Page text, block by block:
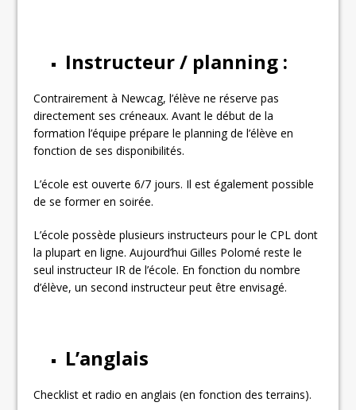
Instructeur / planning :
Contrairement à Newcag, l’élève ne réserve pas
directement ses créneaux. Avant le début de la
formation l’équipe prépare le planning de l’élève en
fonction de ses disponibilités.
L’école est ouverte 6/7 jours. Il est également possible
de se former en soirée.
L’école possède plusieurs instructeurs pour le CPL dont
la plupart en ligne. Aujourd’hui Gilles Polomé reste le
seul instructeur IR de l’école. En fonction du nombre
d’élève, un second instructeur peut être envisagé.
L’anglais
Checklist et radio en anglais (en fonction des terrains).